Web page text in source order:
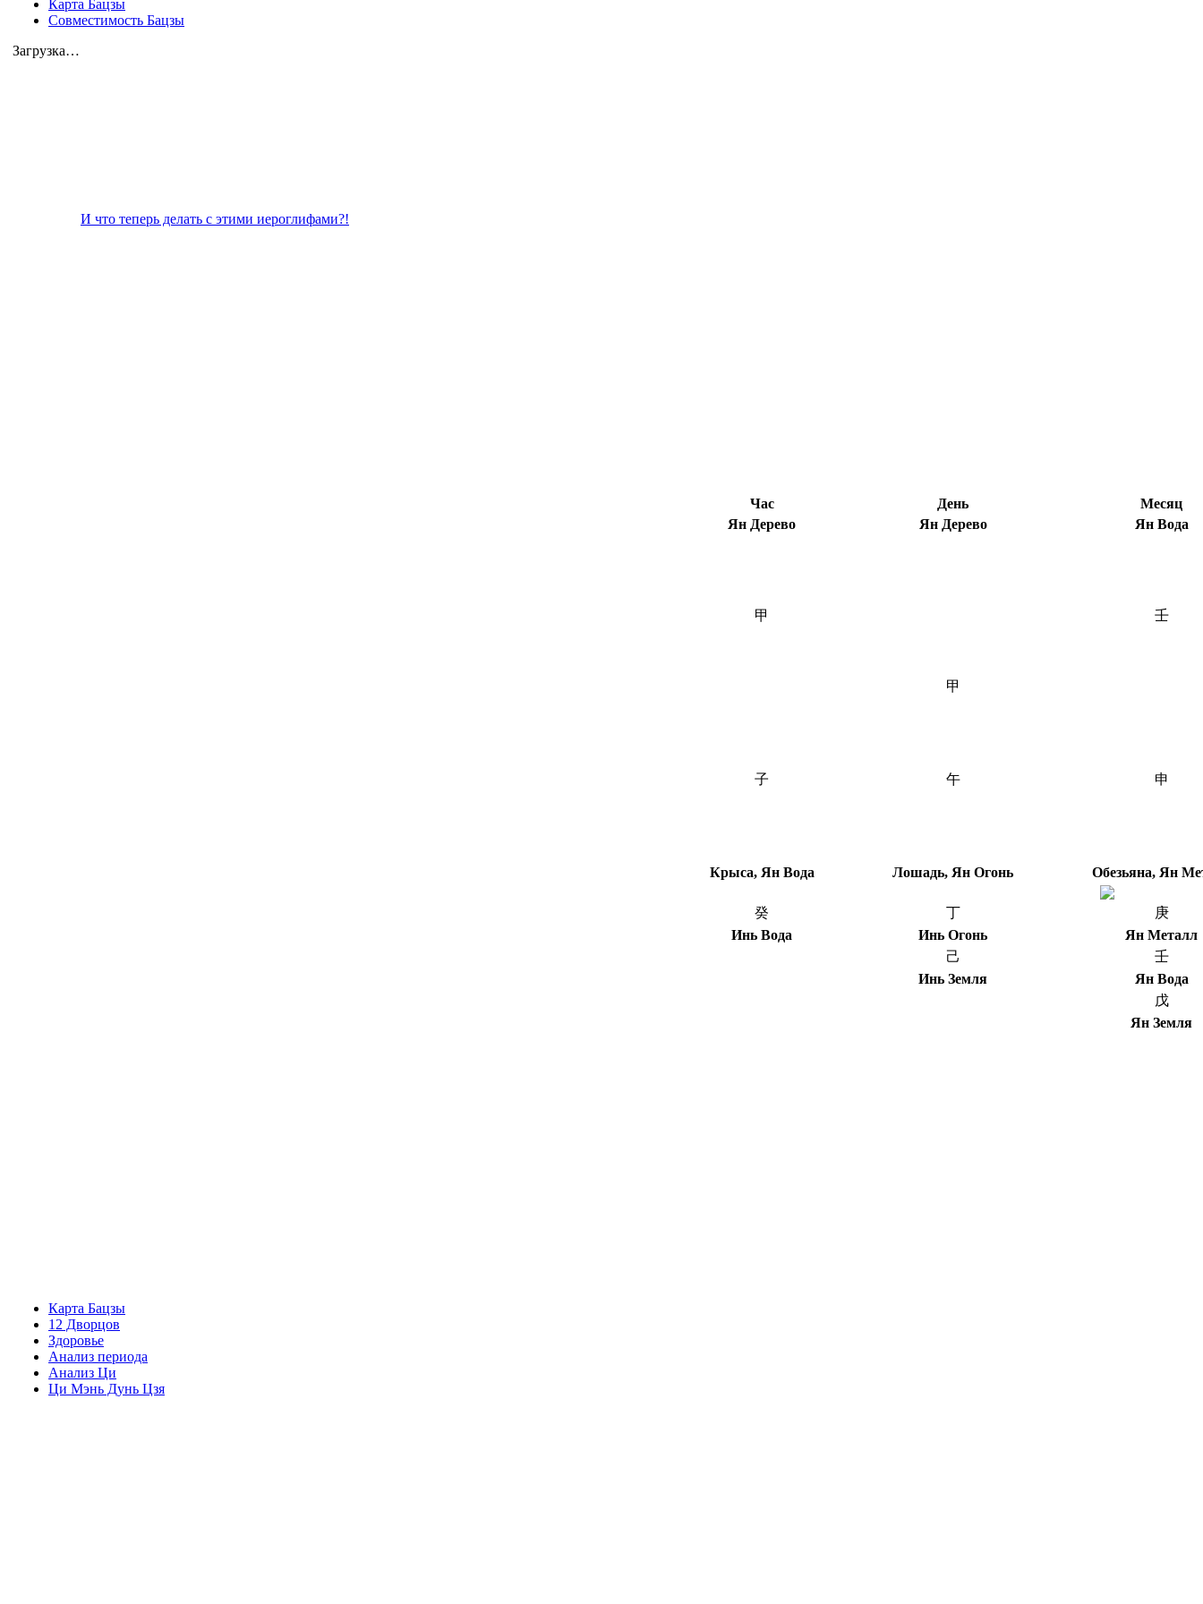
Карта Бацзы
Совместимость Бацзы
Загрузка…
И что теперь делать с этими иероглифами?!
Час День
Месяц
Ян Дерево
Ян Дерево Ян Вода
甲
甲
壬
子 午 申
Крыса, Ян Вода Лошадь, Ян Огонь Обезьяна, Ян
癸 丁
庚
Инь Вода
Инь Огонь
Ян Металл
己
壬
Инь Земля
Ян Вода
戊
Ян Земля
Карта Бацзы
12 Дворцов
Здоровье
Анализ периода
Анализ Ци
Ци Мэнь Дунь Цзя